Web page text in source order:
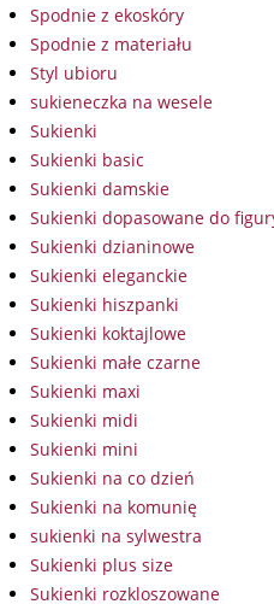
Spodnie z ekoskóry
Spodnie z materiału
Styl ubioru
sukieneczka na wesele
Sukienki
Sukienki basic
Sukienki damskie
Sukienki dopasowane do
Sukienki dzianinowe
Sukienki eleganckie
Sukienki hiszpanki
Sukienki koktajlowe
Sukienki małe czarne
Sukienki maxi
Sukienki midi
Sukienki mini
Sukienki na co dzień
Sukienki na komunię
sukienki na sylwestra
Sukienki plus size
Sukienki rozkloszowane